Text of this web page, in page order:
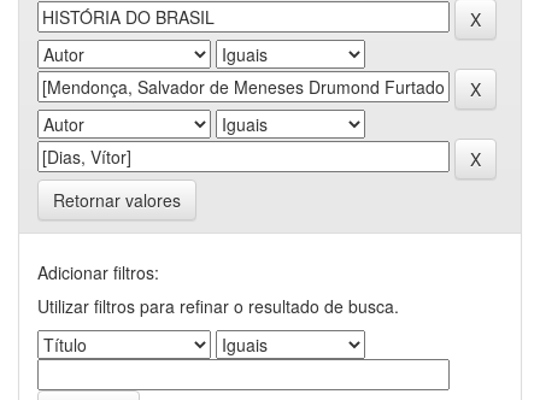
Retornar valores
Adicionar filtros:
Utilizar filtros para refinar o resultado de busca.